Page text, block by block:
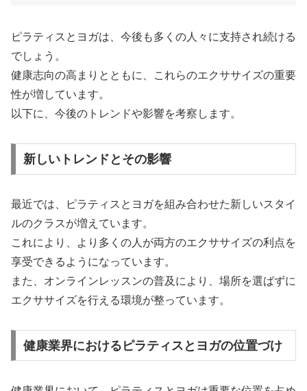
ピラティスとヨガは、今後も多くの人々に支持され続ける
でしょう。
健康志向の高まりとともに、これらのエクササイズの重要
性が増しています。
以下に、今後のトレンドや影響を考察します。
新しいトレンドとその影響
最近では、ピラティスとヨガを組み合わせた新しいスタイ
ルのクラスが増えています。
これにより、より多くの人が両方のエクササイズの利点を
享受できるようになっています。
また、オンラインレッスンの普及により、場所を選ばずに
エクササイズを行える環境が整っています。
健康業界におけるピラティスとヨガの位置づけ